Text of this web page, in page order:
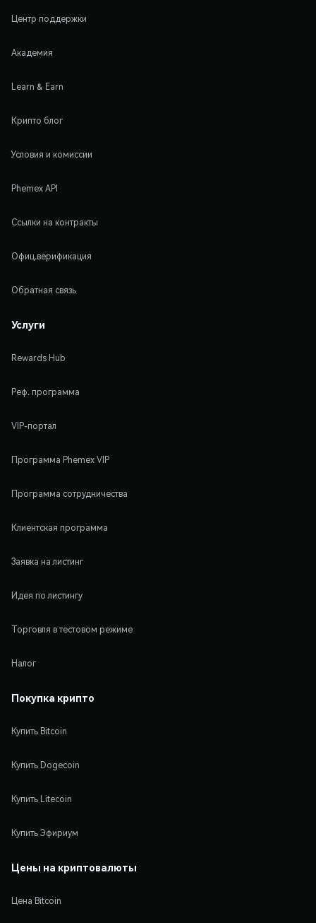
Центр поддержки
Академия
Learn & Earn
Крипто блог
Условия и комиссии
Phemex API
Ссылки на контракты
Офиц.верификация
Обратная связь
Услуги
Rewards Hub
Реф. программа
VIP-портал
Программа Phemex VIP
Программа сотрудничества
Клиентская программа
Заявка на листинг
Идея по листингу
Торговля в тестовом режиме
Налог
Покупка крипто
Купить Bitcoin
Купить Dogecoin
Купить Litecoin
Купить Эфириум
Цены на криптовалюты
Цена Bitcoin